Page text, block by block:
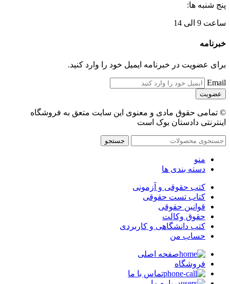
پنج شنبه ها:
ساعت 9 الی 14
خبرنامه
برای عضویت در خبرنامه ایمیل خود را وارد کنید.
Email
© تمامی حقوق مادی و معنوی این سایت متعق به فروشگاه
اینترنتی دادستان بوک است
جستجو
منو
دسته بندی ها
کتب حقوقی و آزمونی
کتاب تست حقوقی
قوانین حقوقی
حقوق وکالت
کتب دانشگاهی و کاربردی
حساب من
صفحه اصلی
فروشگاه
تماس با ما